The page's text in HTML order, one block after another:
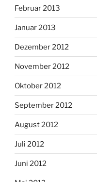
Februar 2013
Januar 2013
Dezember 2012
November 2012
Oktober 2012
September 2012
August 2012
Juli 2012
Juni 2012